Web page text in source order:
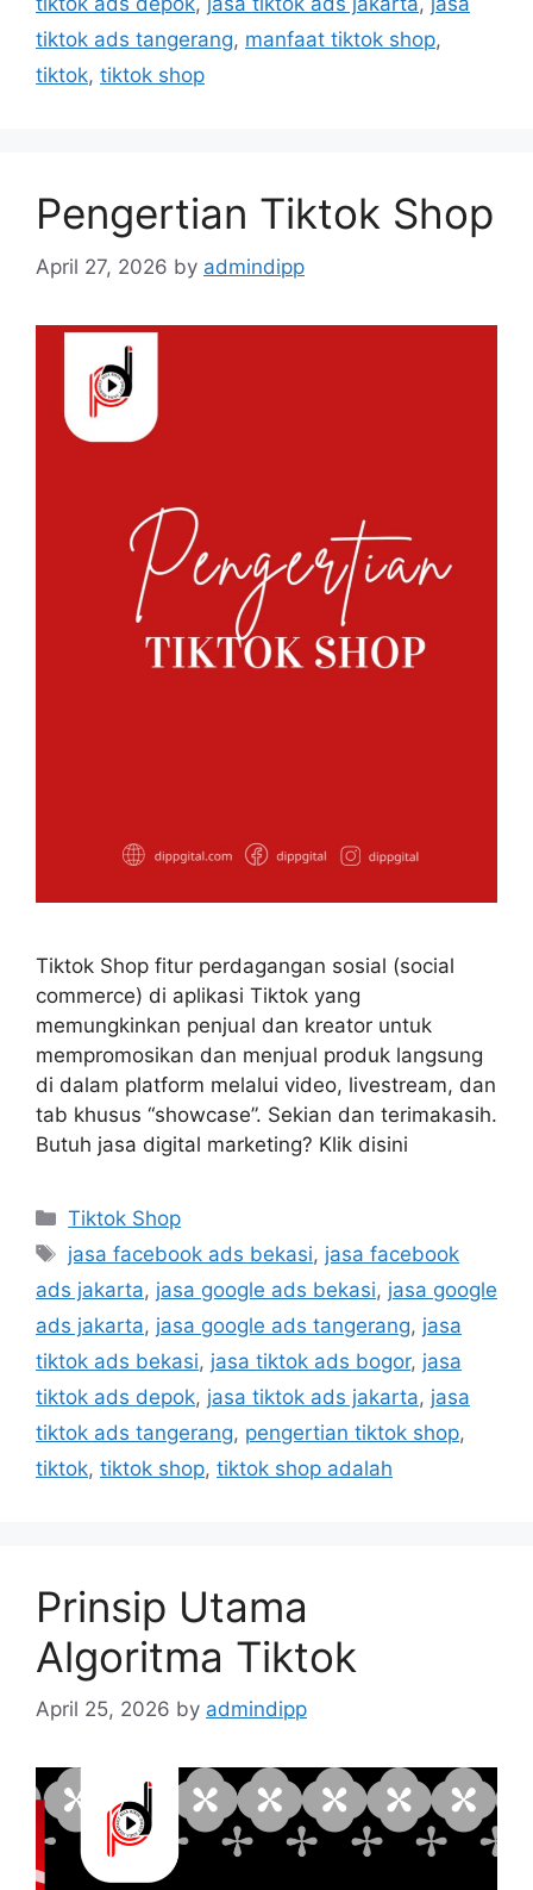
tiktok ads tangerang, manfaat tiktok shop,
tiktok, tiktok shop
Pengertian Tiktok Shop
April 27, 2026 by admindipp
Tiktok Shop fitur perdagangan sosial (social
commerce) di aplikasi Tiktok yang
memungkinkan penjual dan kreator untuk
mempromosikan dan menjual produk langsung
di dalam platform melalui video, livestream, dan
tab khusus “showcase”. Sekian dan terimakasih.
Butuh jasa digital marketing? Klik disini
Tiktok Shop
jasa facebook ads bekasi, jasa facebook
ads jakarta, jasa google ads bekasi, jasa google
ads jakarta, jasa google ads tangerang, jasa
tiktok ads bekasi, jasa tiktok ads bogor, jasa
tiktok ads depok, jasa tiktok ads jakarta, jasa
tiktok ads tangerang, pengertian tiktok shop,
tiktok, tiktok shop, tiktok shop adalah
Prinsip Utama
Algoritma Tiktok
April 25, 2026 by admindipp